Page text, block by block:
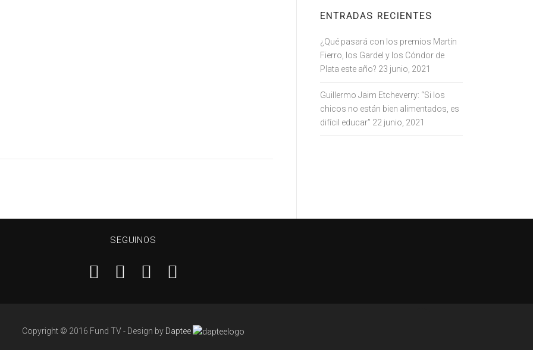
ENTRADAS RECIENTES
¿Qué pasará con los premios Martín
Fierro, los Gardel y los Cóndor de
Plata este año? 23 junio, 2021
Guillermo Jaim Etcheverry: “Si los
chicos no están bien alimentados, es
difícil educar” 22 junio, 2021
SEGUINOS
Copyright © 2016 Fund TV - Design by Daptee